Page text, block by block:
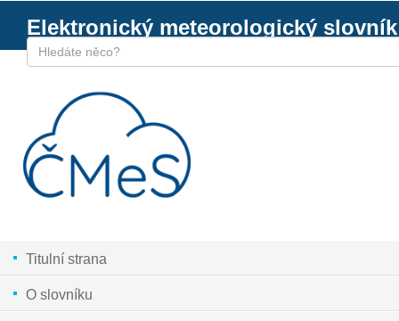
Elektronický meteorologický slovník
Titulní strana
O slovníku